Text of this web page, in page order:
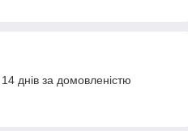
днів за домовленістю